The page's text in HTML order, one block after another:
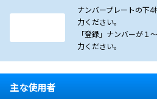
ナンバープレートの下
力ください。
「登録」ナンバーが１
力ください。
主な使用者